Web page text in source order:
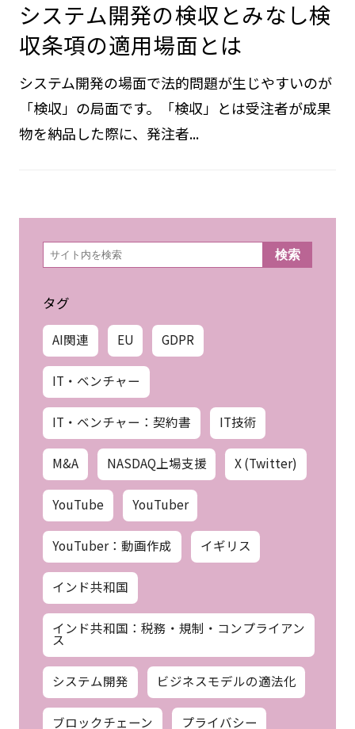
2019年07月19日
収条項の適用場面とは
システム開発の場面で法的問題が生じやすいのが
検
索
タグ
AI関連 EU
IT・ベンチャー
IT・ベンチャー：契約書 IT技術
M&A NASDAQ上場支援
YouTube YouTuber
YouTuber：動画作成
インド共和国
インド共和国：税務・規制・コンプライアン
ス